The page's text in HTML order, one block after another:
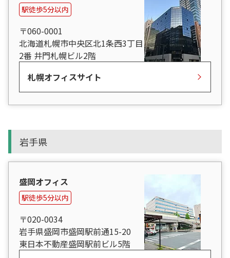
駅徒歩5分以内
〒060-0001
北海道札幌市中央区北1条西3丁目
2番 井門札幌ビル2階
札幌オフィスサイト
岩手県
盛岡オフィス
駅徒歩5分以内
〒020-0034
岩手県盛岡市盛岡駅前通15-20
東日本不動産盛岡駅前ビル5階